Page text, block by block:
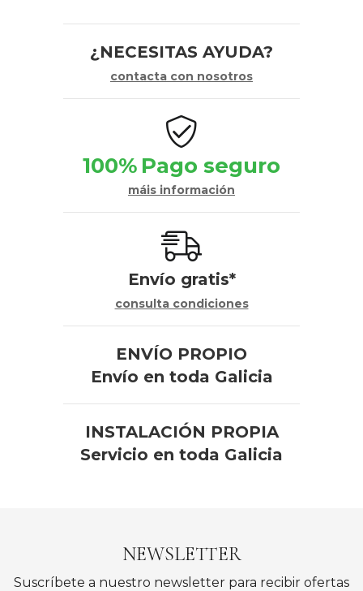
¿NECESITAS AYUDA?
contacta con nosotros
100% Pago seguro
máis información
Envío gratis*
consulta condiciones
ENVÍO PROPIO
Envío en toda Galicia
INSTALACIÓN PROPIA
Servicio en toda Galicia
NEWSLETTER
Suscríbete a nuestro newsletter para recibir ofertas